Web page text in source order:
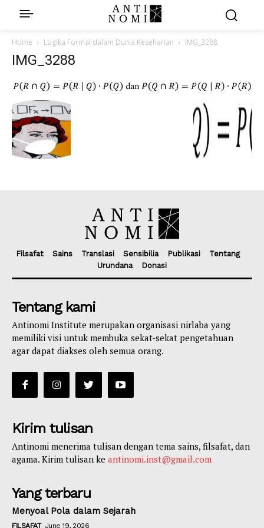
Home Logika Formal dalam Dunia Keseharian IMG_3288
IMG_3288
Filsafat Sains Translasi Sensibilia Publikasi
Tentang
Urundana
Donasi
Tentang kami
Antinomi Institute merupakan organisasi nirlaba yang
memiliki visi untuk membuka sekat-sekat pengetahuan
agar dapat diakses oleh semua orang.
Kirim tulisan
Antinomi menerima tulisan dengan tema sains, filsafat, dan
agama. Kirim tulisan ke antinomi.inst@gmail.com
Yang terbaru
Menyoal Pola dalam Sejarah
FILSAFAT June 19, 2026